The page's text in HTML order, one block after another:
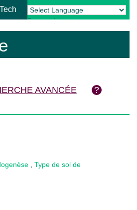
Powered by Translate
AVANCÉE
Type de sol de